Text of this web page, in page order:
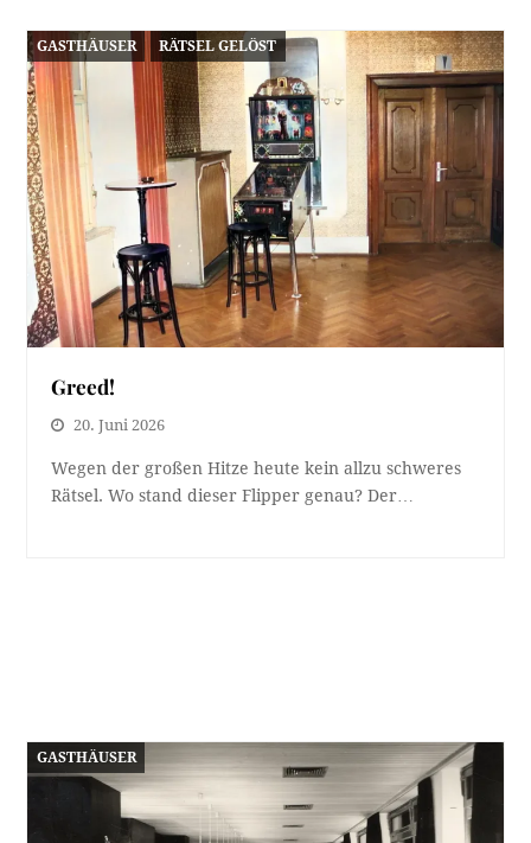
GASTHÄUSER RÄTSEL GELÖST
Greed!
20. Juni 2026
Wegen der großen Hitze heute kein allzu schweres
Rätsel. Wo stand dieser Flipper genau? Der…
GASTHÄUSER